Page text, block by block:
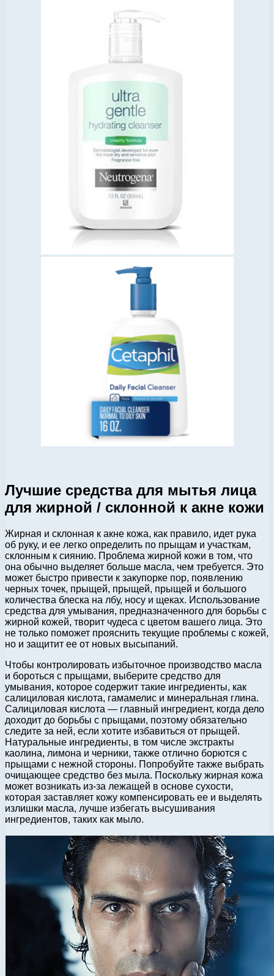
Лучшие средства для мытья лица
для жирной / склонной к акне кожи
Жирная и склонная к акне кожа, как правило, идет рука
об руку, и ее легко определить по прыщам и участкам,
склонным к сиянию. Проблема жирной кожи в том, что
она обычно выделяет больше масла, чем требуется. Это
может быстро привести к закупорке пор, появлению
черных точек, прыщей, прыщей, прыщей и большого
количества блеска на лбу, носу и щеках. Использование
средства для умывания, предназначенного для борьбы с
жирной кожей, творит чудеса с цветом вашего лица. Это
не только поможет прояснить текущие проблемы с кожей,
но и защитит ее от новых высыпаний.
Чтобы контролировать избыточное производство масла
и бороться с прыщами, выберите средство для
умывания, которое содержит такие ингредиенты, как
салициловая кислота, гамамелис и минеральная глина.
Салициловая кислота — главный ингредиент, когда дело
доходит до борьбы с прыщами, поэтому обязательно
следите за ней, если хотите избавиться от прыщей.
Натуральные ингредиенты, в том числе экстракты
каолина, лимона и черники, также отлично борются с
прыщами с нежной стороны. Попробуйте также выбрать
очищающее средство без мыла. Поскольку жирная кожа
может возникать из-за лежащей в основе сухости,
которая заставляет кожу компенсировать ее и выделять
излишки масла, лучше избегать высушивания
ингредиентов, таких как мыло.